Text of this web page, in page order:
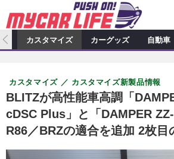
カーオーディオ
プロショップ検索
カーオーディオニュース
その他
カスタマイズ特集記事
カスタマイズニュース
カーグッズ
カーグッズ特集記事 カ
カーグッズニュース
自動車
カスタマイズ カーグッズ 自動車
BLITZが高性能車高調「
cDSC Plus」と「DAMPER
R86／BRZの適合を追加 2枚目
カスタマイズ カスタマイズ新製品情報